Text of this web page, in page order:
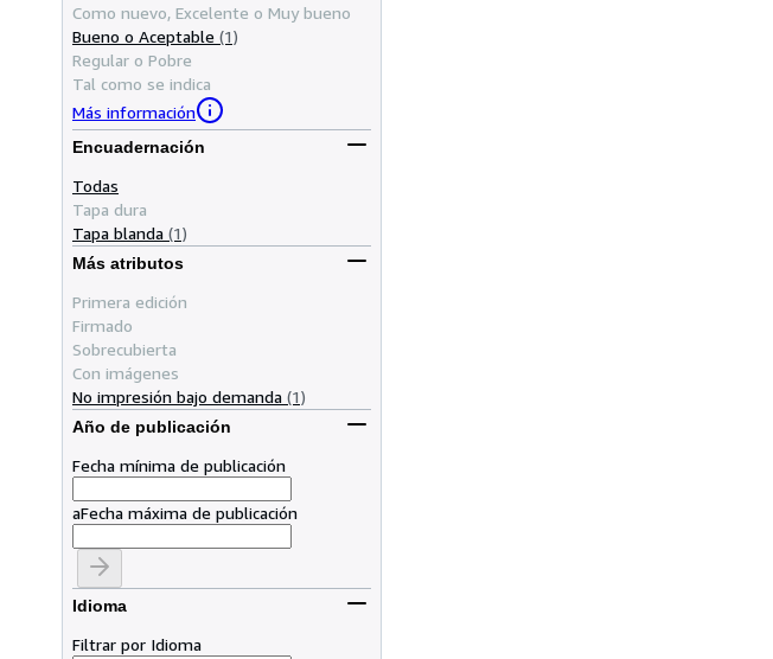
Como nuevo, Excelente o Muy bueno
Bueno o Aceptable (1)
Regular o Pobre
Tal como se indica
Más información
Encuadernación
Todas
Tapa dura
Tapa blanda (1)
Más atributos
Primera edición
Firmado
Sobrecubierta
Con imágenes
No impresión bajo demanda (1)
Año de publicación
Fecha mínima de publicación
aFecha máxima de publicación
Idioma
Filtrar por Idioma